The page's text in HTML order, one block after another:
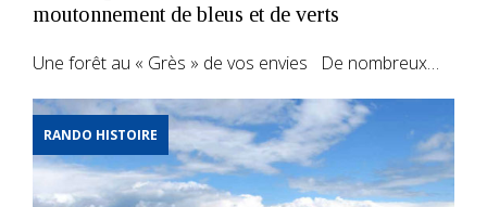
moutonnement de bleus et de verts
Une forêt au « Grès » de vos envies De nombreux…
RANDO HISTOIRE